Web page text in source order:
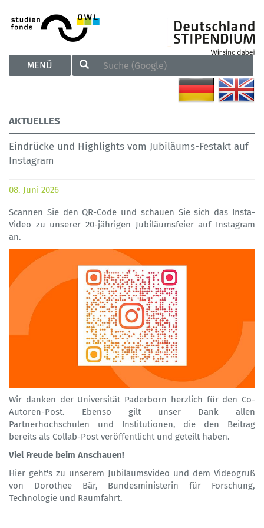
TOGGLE
NAVIGATION
MENÜ
AKTUELLES
Eindrücke und Highlights vom Jubiläums-Festakt auf
Instagram
08. Juni 2026
Scannen Sie den QR-Code und schauen Sie sich das Insta-
Video zu unserer 20-jährigen Jubiläumsfeier auf Instagram
an.
Wir danken der Universität Paderborn herzlich für den Co-
Autoren-Post. Ebenso gilt unser Dank allen
Partnerhochschulen und Institutionen, die den Beitrag
bereits als Collab-Post veröffentlicht und geteilt haben.
Viel Freude beim Anschauen!
Hier geht's zu unserem Jubiläumsvideo und dem Videogruß
von Dorothee Bär, Bundesministerin für Forschung,
Technologie und Raumfahrt.